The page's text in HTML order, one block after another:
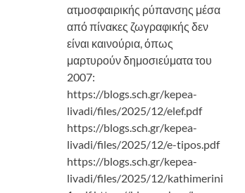
ατμοσφαιρικής ρύπανσης μέσα
από πίνακες ζωγραφικής δεν
είναι καινούρια, όπως
μαρτυρούν δημοσιεύματα του
2007:
https://blogs.sch.gr/kepea-
livadi/files/2025/12/elef.pdf
https://blogs.sch.gr/kepea-
livadi/files/2025/12/e-tipos.pdf
https://blogs.sch.gr/kepea-
livadi/files/2025/12/kathimerini